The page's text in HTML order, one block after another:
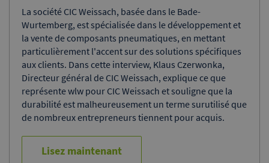
La société CIC Weissach, basée dans le Bade-
Wurtemberg, est spécialisée dans le développement et
la vente de composants pneumatiques, en mettant
particulièrement l'accent sur des solutions spécifiques
aux clients. Dans cette interview, Klaus Czerwonka,
Directeur général de CIC Weissach, explique ce que
représente wlw pour CIC Weissach et souligne que la
durabilité est malheureusement un terme surutilisé que
de nombreux entrepreneurs tiennent pour acquis.
Lisez maintenant